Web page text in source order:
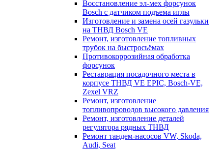
Восстановление эл-мех форсунок
Bosch с датчиком подъема иглы
Изготовление и замена осей газульки
на ТНВД Bosch VE
Ремонт, изготовление топливных
трубок на быстросьёмах
Противокоррозийная обработка
форсунок
Реставрация посадочного места в
корпусе ТНВД VE EPIC, Bosch-VE,
Zexel VRZ
Ремонт, изготовление
топливопроводов высокого давления
Ремонт, изготовление деталей
регулятора рядных ТНВД
Ремонт тандем-насосов VW, Skoda,
Audi, Seat